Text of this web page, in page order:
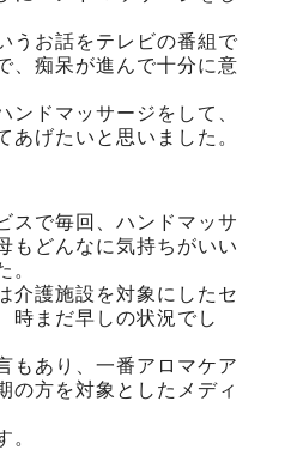
うお話をテレビの番組で
、痴呆が進んで十分に意
ンドマッサージをして、
あげたいと思いました。
スで毎回、ハンドマッサ
もどんなに気持ちがいい
。
介護施設を対象にしたセ
時まだ早しの状況でし
もあり、一番アロマケア
の方を対象としたメディ
。